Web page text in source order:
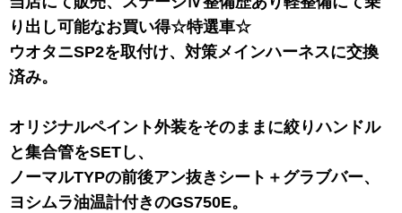
り出し可能なお買い得☆特選車☆
ウオタニSP2を取付け、対策メインハーネスに交換
済み。
オリジナルペイント外装をそのままに絞りハンドル
と集合管をSETし、
ノーマルTYPの前後アン抜きシート＋グラブバー、
ヨシムラ油温計付きのGS750E。